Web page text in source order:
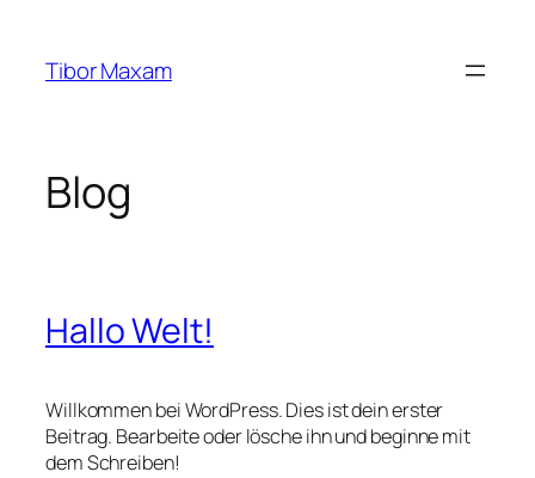
springen
Tibor Maxam
Blog
Hallo Welt!
Willkommen bei WordPress. Dies ist dein erster
Beitrag. Bearbeite oder lösche ihn und beginne mit
dem Schreiben!